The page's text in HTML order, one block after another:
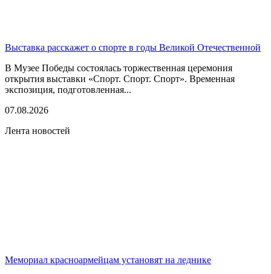
Выставка расскажет о спорте в годы Великой Отечественной
В Музее Победы состоялась торжественная церемония
открытия выставки «Спорт. Спорт. Спорт». Временная
экспозиция, подготовленная...
07.08.2026
Лента новостей
Мемориал красноармейцам установят на леднике